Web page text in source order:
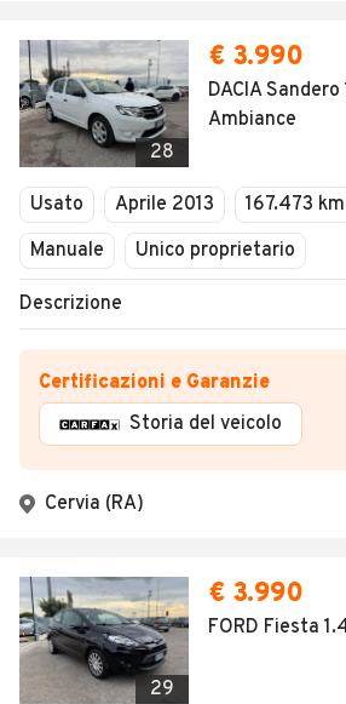
28
€ 3.990
DACIA
Ambiance
Usato Aprile 2013 167.473 km
Manuale
Unico proprietario
Descrizione
Certificazioni e Garanzie
Storia del veicolo
Cervia (RA)
29
€ 3.990
FORD Fiesta